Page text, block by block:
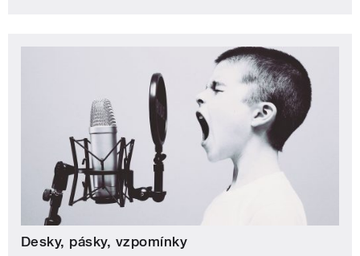
Desky, pásky, vzpomínky